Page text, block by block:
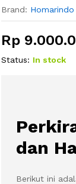
Brand: Homarindo
Rp
Status: In stock
dan
Berikut ini